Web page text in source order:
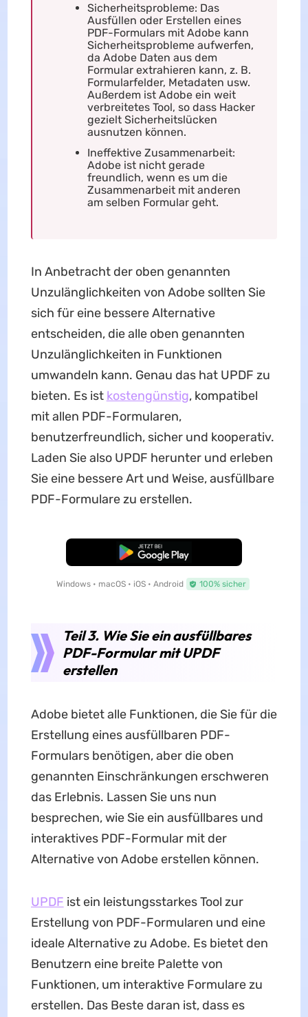
Sicherheitsprobleme: Das
Ausfüllen oder Erstellen eines
PDF-Formulars mit Adobe kann
Sicherheitsprobleme aufwerfen,
da Adobe Daten aus dem
Formular extrahieren kann, z. B.
Formularfelder, Metadaten usw.
Außerdem ist Adobe ein weit
verbreitetes Tool, so dass Hacker
gezielt Sicherheitslücken
ausnutzen können.
Ineffektive Zusammenarbeit:
Adobe ist nicht gerade
freundlich, wenn es um die
Zusammenarbeit mit anderen
am selben Formular geht.
In Anbetracht der oben genannten
Unzulänglichkeiten von Adobe sollten Sie
sich für eine bessere Alternative
entscheiden, die alle oben genannten
Unzulänglichkeiten in Funktionen
umwandeln kann. Genau das hat UPDF zu
bieten. Es ist kostengünstig, kompatibel
mit allen PDF-Formularen,
benutzerfreundlich, sicher und kooperativ.
Laden Sie also UPDF herunter und erleben
Sie eine bessere Art und Weise, ausfüllbare
PDF-Formulare zu erstellen.
Kostenloser Download
Windows • macOS • iOS • Android 100% sicher
Teil 3. Wie Sie ein ausfüllbares
PDF-Formular mit UPDF
erstellen
Adobe bietet alle Funktionen, die Sie für die
Erstellung eines ausfüllbaren PDF-
Formulars benötigen, aber die oben
genannten Einschränkungen erschweren
das Erlebnis. Lassen Sie uns nun
besprechen, wie Sie ein ausfüllbares und
interaktives PDF-Formular mit der
Alternative von Adobe erstellen können.
UPDF ist ein leistungsstarkes Tool zur
Erstellung von PDF-Formularen und eine
ideale Alternative zu Adobe. Es bietet den
Benutzern eine breite Palette von
Funktionen, um interaktive Formulare zu
erstellen. Das Beste daran ist, dass es